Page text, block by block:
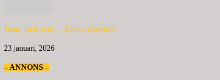
Inne och ute – Årets trender
23 januari, 2026
– ANNONS –